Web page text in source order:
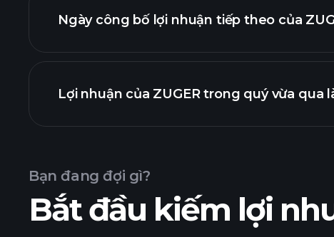
Ngày công bố lợi nhuận tiếp theo của
Lịch công
Lợi nhuận của ZUGER trong quý vừa qua
lợi nhuận của
Bạn đang đợi gì?
Bắt đầu kiếm lợi